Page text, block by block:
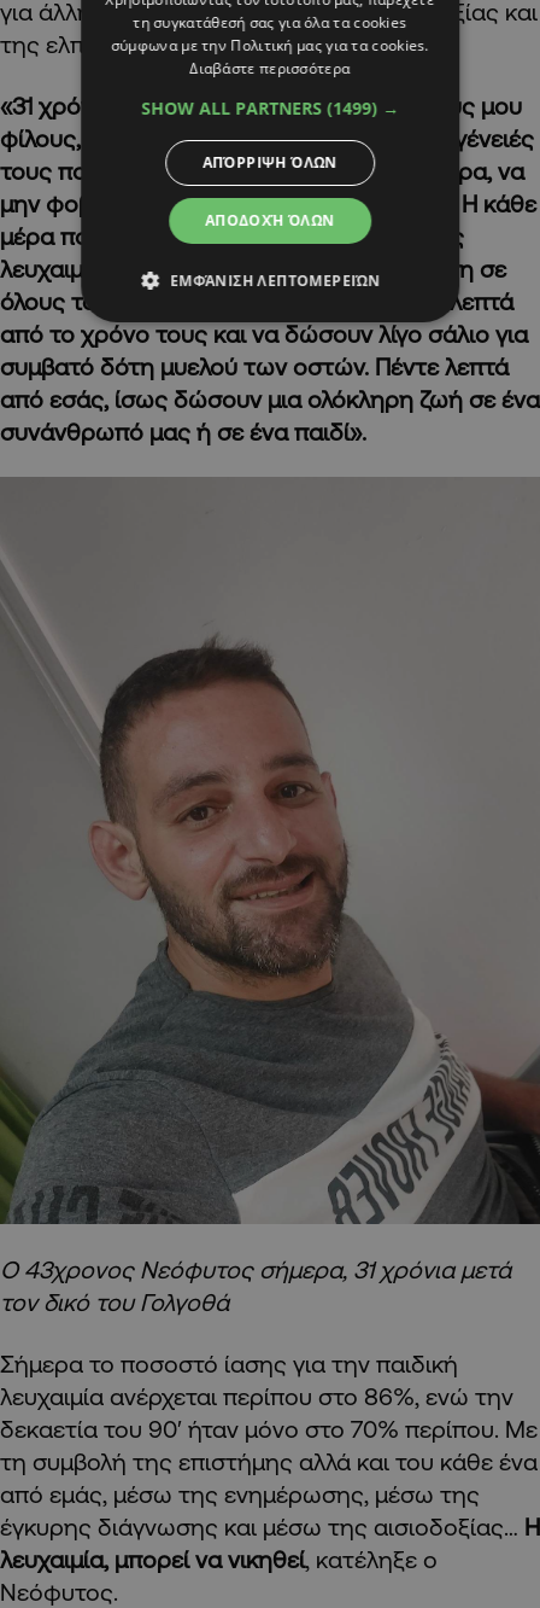
για άλλη μία φορά το μήνυμα της αισιοδοξίας και
της ελπίδας.
«31 χρόνια μετά, θέλω να πω στους μικρούς μου
φίλους, στους ενήλικες αλλά και στις οικογένειές
τους που δίνουν το δικό τους αγώνα σήμερα, να
μην φοβούνται και πως όλα θα πάνε καλά. Η κάθε
μέρα που περνά είναι και μια νίκη κατά της
λευχαιμίας και του καρκίνου. Κάνω έκκληση σε
όλους του πολίτες να αφιερώσουν πέντε λεπτά
από το χρόνο τους και να δώσουν λίγο σάλιο για
συμβατό δότη μυελού των οστών. Πέντε λεπτά
από εσάς, ίσως δώσουν μια ολόκληρη ζωή σε ένα
συνάνθρωπό μας ή σε ένα παιδί».
Ο 43χρονος Νεόφυτος σήμερα, 31 χρόνια μετά
τον δικό του Γολγοθά
Σήμερα το ποσοστό ίασης για την παιδική
λευχαιμία ανέρχεται περίπου στο 86%, ενώ την
δεκαετία του 90′ ήταν μόνο στο 70% περίπου. Με
τη συμβολή της επιστήμης αλλά και του κάθε ένα
από εμάς, μέσω της ενημέρωσης, μέσω της
έγκυρης διάγνωσης και μέσω της αισιοδοξίας… Η
λευχαιμία, μπορεί να νικηθεί, κατέληξε ο
Νεόφυτος.
τη συγκατάθεσή σας για όλα τα cookies
σύμφωνα με την Πολιτική μας για τα cookies.
Διαβάστε περισσότερα
SHOW ALL PARTNERS (1499) →
ΑΠΟΔΟΧΉ ΌΛΩΝ
ΑΠΌΡΡΙΨΗ ΌΛΩΝ
ΕΜΦΆΝΙΣΗ ΛΕΠΤΟΜΕΡΕΙΏΝ